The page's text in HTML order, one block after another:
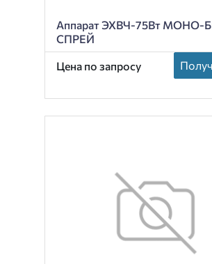
Аппарат ЭХВЧ-75Вт МОНО-
СПРЕЙ
Цена по запросу